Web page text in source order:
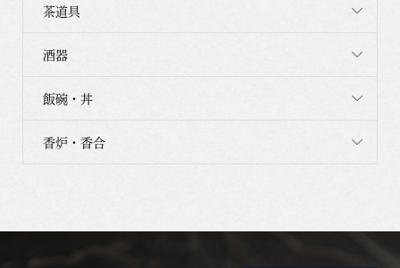
茶道具
酒器
飯碗・丼
香炉・香合